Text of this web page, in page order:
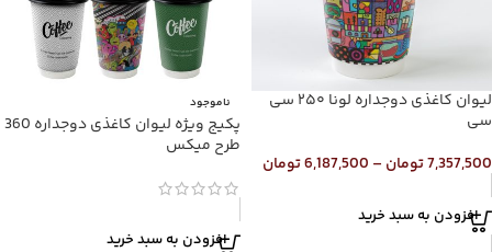
لیوان کاغذی دوجداره لونا ۲۵۰ سی
سی
7,357,500تومان –
6,187,500تومان
افزودن به سبد خرید
ناموجود
پکیج ویژه لیوان کاغذی دوجداره 360
طرح میکس
افزودن به سبد خرید